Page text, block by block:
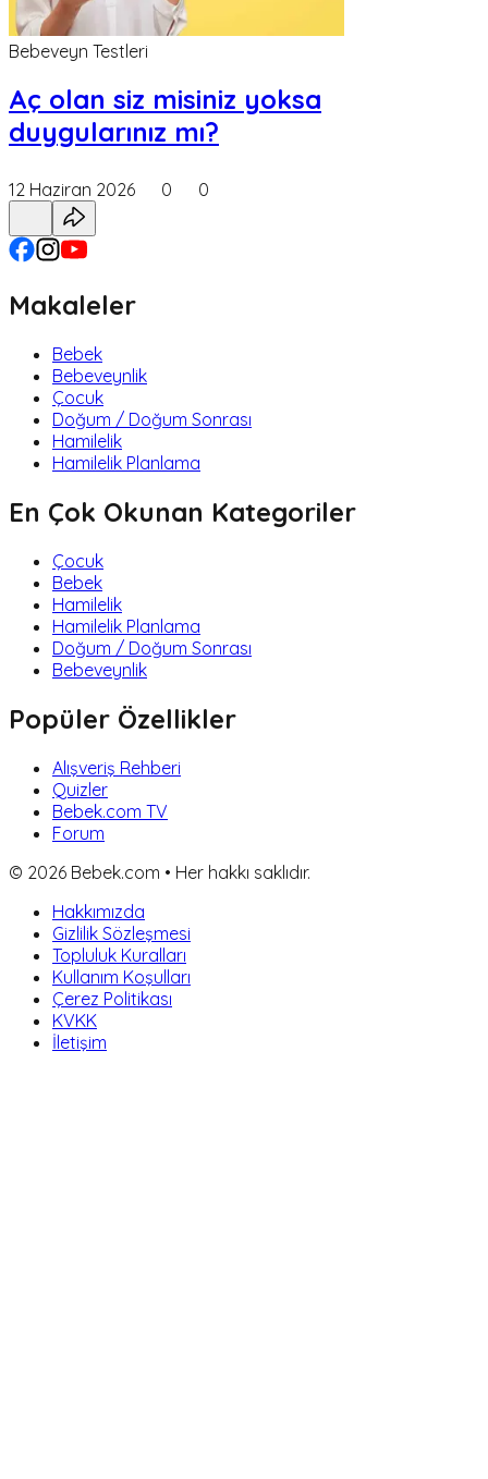
Bebeveyn Testleri
Aç olan siz misiniz yoksa
duygularınız mı?
12 Haziran 2026 0 0
Makaleler
Bebek
Bebeveynlik
Çocuk
Doğum / Doğum Sonrası
Hamilelik
Hamilelik Planlama
En Çok Okunan Kategoriler
Çocuk
Bebek
Hamilelik
Hamilelik Planlama
Doğum / Doğum Sonrası
Bebeveynlik
Popüler Özellikler
Alışveriş Rehberi
Quizler
Bebek.com TV
Forum
© 2026 Bebek.com • Her hakkı saklıdır.
Hakkımızda
Gizlilik Sözleşmesi
Topluluk Kuralları
Kullanım Koşulları
Çerez Politikası
KVKK
İletişim